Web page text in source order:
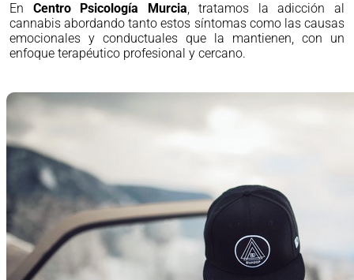
En Centro Psicología Murcia, tratamos la adicción al
cannabis abordando tanto estos síntomas como las causas
emocionales y conductuales que la mantienen, con un
enfoque terapéutico profesional y cercano.